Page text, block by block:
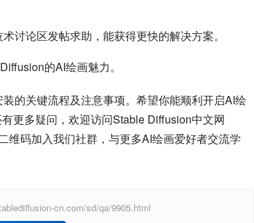
讨论区发帖求助，能获得更快的解决方案。
的AI绘画魅力。
的关键流程及注意事项。希望你能顺利开启AI绘
更多疑问，欢迎访问Stable Diffusion中文网
维码加入我们社群，与更多AI绘画爱好者交流学
cn.com/sd/qa/9905.html